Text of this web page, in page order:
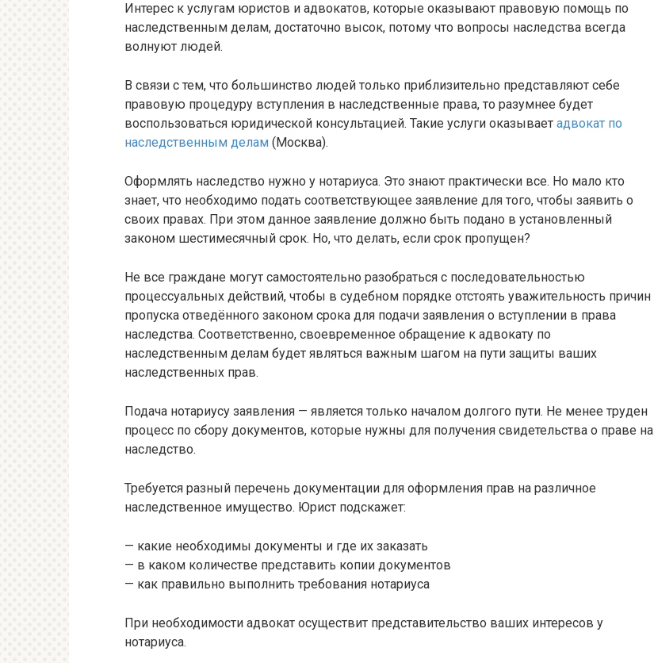
Интерес к услугам юристов и адвокатов, которые оказывают правовую помощь по
наследственным делам, достаточно высок, потому что вопросы наследства всегда
волнуют людей.
В связи с тем, что большинство людей только приблизительно представляют себе
правовую процедуру вступления в наследственные права, то разумнее будет
воспользоваться юридической консультацией. Такие услуги оказывает адвокат по
наследственным делам (Москва).
Оформлять наследство нужно у нотариуса. Это знают практически все. Но мало кто
знает, что необходимо подать соответствующее заявление для того, чтобы заявить о
своих правах. При этом данное заявление должно быть подано в установленный
законом шестимесячный срок. Но, что делать, если срок пропущен?
Не все граждане могут самостоятельно разобраться с последовательностью
процессуальных действий, чтобы в судебном порядке отстоять уважительность причин
пропуска отведённого законом срока для подачи заявления о вступлении в права
наследства. Соответственно, своевременное обращение к адвокату по
наследственным делам будет являться важным шагом на пути защиты ваших
наследственных прав.
Подача нотариусу заявления — является только началом долгого пути. Не менее труден
процесс по сбору документов, которые нужны для получения свидетельства о праве на
наследство.
Требуется разный перечень документации для оформления прав на различное
наследственное имущество. Юрист подскажет:
— какие необходимы документы и где их заказать
— в каком количестве представить копии документов
— как правильно выполнить требования нотариуса
При необходимости адвокат осуществит представительство ваших интересов у
нотариуса.